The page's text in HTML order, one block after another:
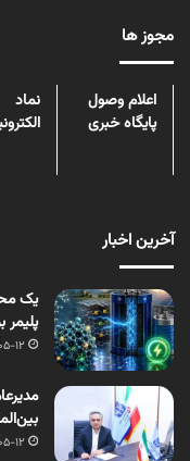
مجوز ها
اعلام وصول
پایگاه خبری
نماد
آخرین اخبار
یک
پلیمر
12
12